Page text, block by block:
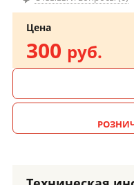
Цена
300 руб.